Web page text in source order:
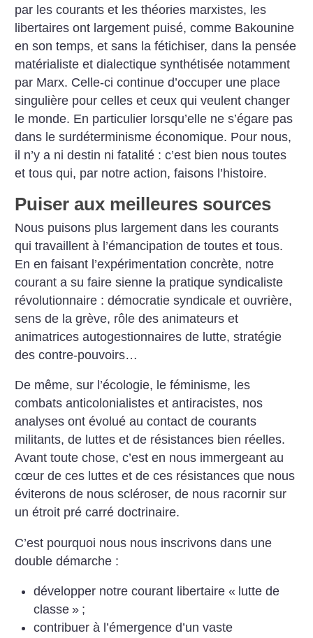
par les courants et les théories marxistes, les
libertaires ont largement puisé, comme Bakounine
en son temps, et sans la fétichiser, dans la pensée
maté­rialiste et dialectique synthétisée notamment
par Marx. Celle-ci continue d’occuper une place
singulière pour celles et ceux qui veulent changer
le monde. En ­particulier lorsqu’elle ne s’égare pas
dans le surdéterminisme économique. Pour nous,
il n’y a ni destin ni fatalité : c’est bien nous toutes
et tous qui, par notre action, faisons l’histoire.
Puiser aux meilleures sources
Nous puisons plus largement dans les courants
qui travaillent à l’émancipation de toutes et tous.
En en faisant l’expérimentation concrète, notre
courant a su faire sienne la pratique syndicaliste
révolutionnaire : démocratie syndicale et ouvrière,
sens de la grève, rôle des animateurs et
animatrices autogestionnaires de lutte, stratégie
des contre-pouvoirs…
De même, sur l’écologie, le féminisme, les
combats anticolonialistes et antiracistes, nos
analyses ont évolué au contact de courants
militants, de luttes et de résistances bien réelles.
Avant toute chose, c’est en nous immergeant au
cœur de ces luttes et de ces résistances que nous
éviterons de nous scléroser, de nous racornir sur
un étroit pré carré doctrinaire.
C’est pourquoi nous nous inscrivons dans une
double démarche :
développer notre courant libertaire « lutte de
classe » ;
contribuer à l’émergence d’un vaste